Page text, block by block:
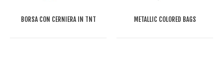
BORSA CON CERNIERA IN TNT METALLIC COLORED BAGS